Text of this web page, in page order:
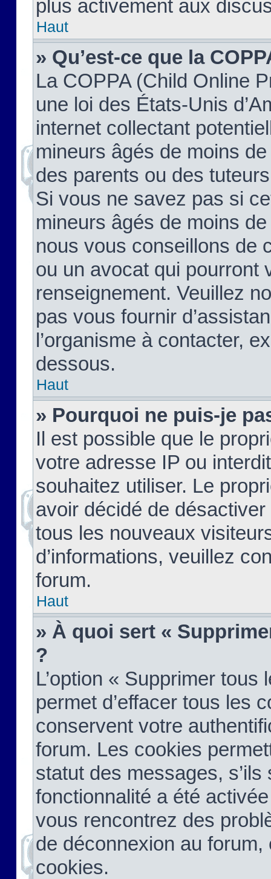
plus activement aux
Haut
» Qu’est-ce que la
La COPPA (Child Online
une loi des États-Unis
internet collectant
mineurs âgés de moins
des parents ou des
Si vous ne savez pas si
mineurs âgés de moins
nous vous conseillons de
ou un avocat qui pourront
renseignement. Veuillez
pas vous fournir
l’organisme à contacter,
dessous.
Haut
» Pourquoi ne puis-je
Il est possible que le
votre adresse IP ou
souhaitez utiliser. Le
avoir décidé de
tous les nouveaux
d’informations, veuillez
forum.
Haut
» À quoi sert «
?
L’option « Supprimer
permet d’effacer tous les
conservent votre
forum. Les cookies
statut des messages,
fonctionnalité a été
vous rencontrez des
de déconnexion au
cookies.